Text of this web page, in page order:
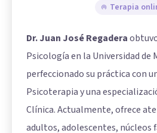
Terapia
Dr. Juan José Regadera
Psicología en la Universidad de
perfeccionado su práctica con
Psicoterapia y una
Clínica. Actualmente, ofrece
adultos, adolescentes, núcleos